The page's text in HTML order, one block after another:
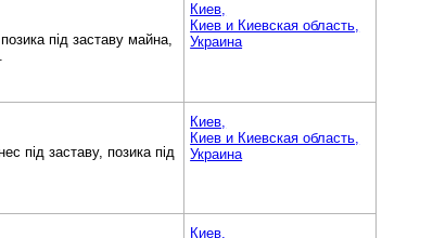
під заставу майна,
Киев,
Киев и Киевская область,
Украина
під заставу, позика під
Киев,
Киев и Киевская область,
Украина
Киев,